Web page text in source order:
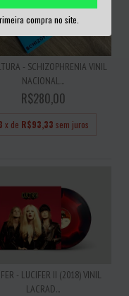
compra no site.
- SCHIZOPHRENIA VINIL
NACIONAL...
R$280,00
x de R$93,33 sem juros
- LUCIFER II (2018) VINIL
LACRAD...